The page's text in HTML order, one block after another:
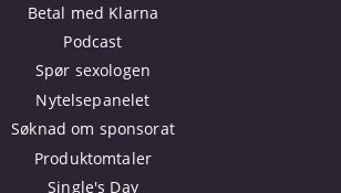
Betal med Klarna
Podcast
Spør sexologen
Nytelsepanelet
Søknad om sponsorat
Produktomtaler
Single's Day